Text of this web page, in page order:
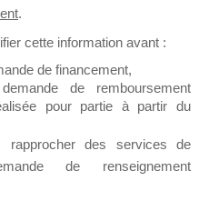
Dirigeant.
dédié au support
de laisser un message
.
cette information avant :
de financement,
de remboursement
pour partie à partir du
des services de
de renseignement